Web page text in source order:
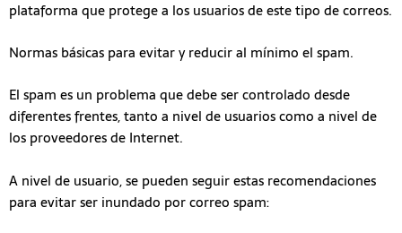
plataforma que protege a los usuarios de este tipo de correos.
Normas básicas para evitar y reducir al mínimo el spam.
El spam es un problema que debe ser controlado desde
diferentes frentes, tanto a nivel de usuarios como a nivel de
los proveedores de Internet.
A nivel de usuario, se pueden seguir estas recomendaciones
para evitar ser inundado por correo spam: